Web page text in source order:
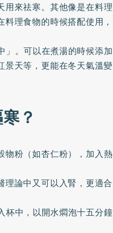
用來祛寒。其他像是在料理
理食物的時候搭配使用，
」。可以在煮湯的時候添加
景天等，更能在冬天氣溫變
？
物粉（如杏仁粉），加入熱
論中又可以入腎，更適合
杯中，以開水燜泡十五分鐘